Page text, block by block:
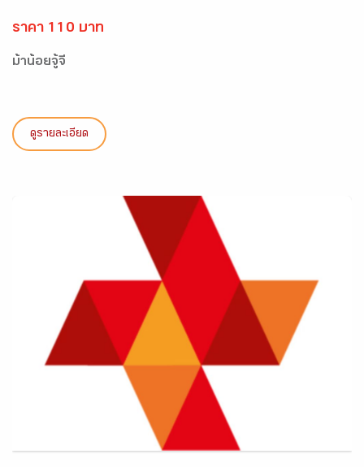
ราคา 110 บาท
ม้าน้อยจู้จี้
ดูรายละเอียด